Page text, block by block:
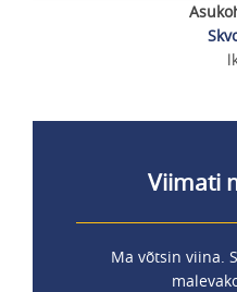
Viimati
Ma võtsin viina.